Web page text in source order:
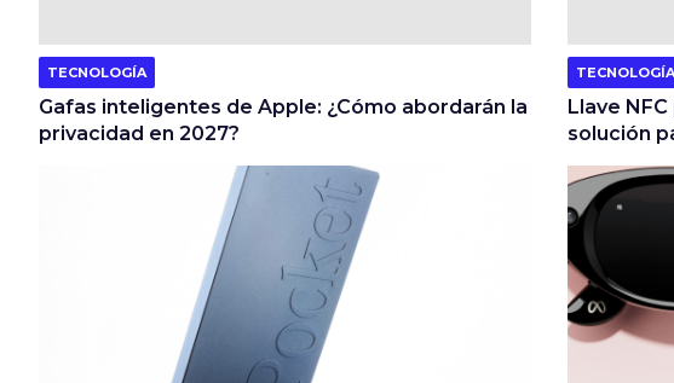
TECNOLOGÍA
Gafas inteligentes de Apple: ¿Cómo abordarán la
privacidad en 2027?
TECNOLOGÍA
Llave
solución